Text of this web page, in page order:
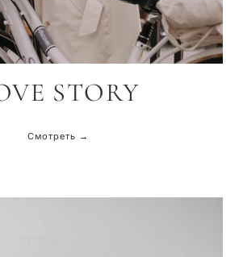
STORY
Смотреть →